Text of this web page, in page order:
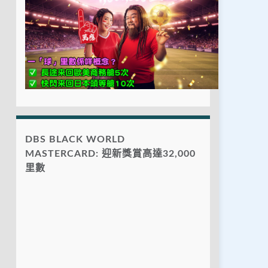
DBS BLACK WORLD
MASTERCARD: 迎新獎賞高達32,000
里數